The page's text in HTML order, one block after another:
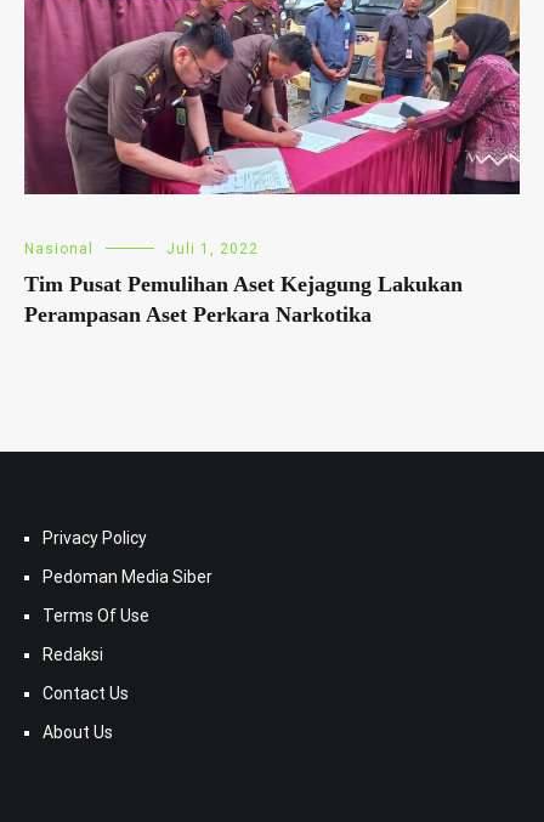
Nasional Juli 1, 2022
Tim Pusat Pemulihan Aset Kejagung Lakukan
Perampasan Aset Perkara Narkotika
Privacy Policy
Pedoman Media Siber
Terms Of Use
Redaksi
Contact Us
About Us